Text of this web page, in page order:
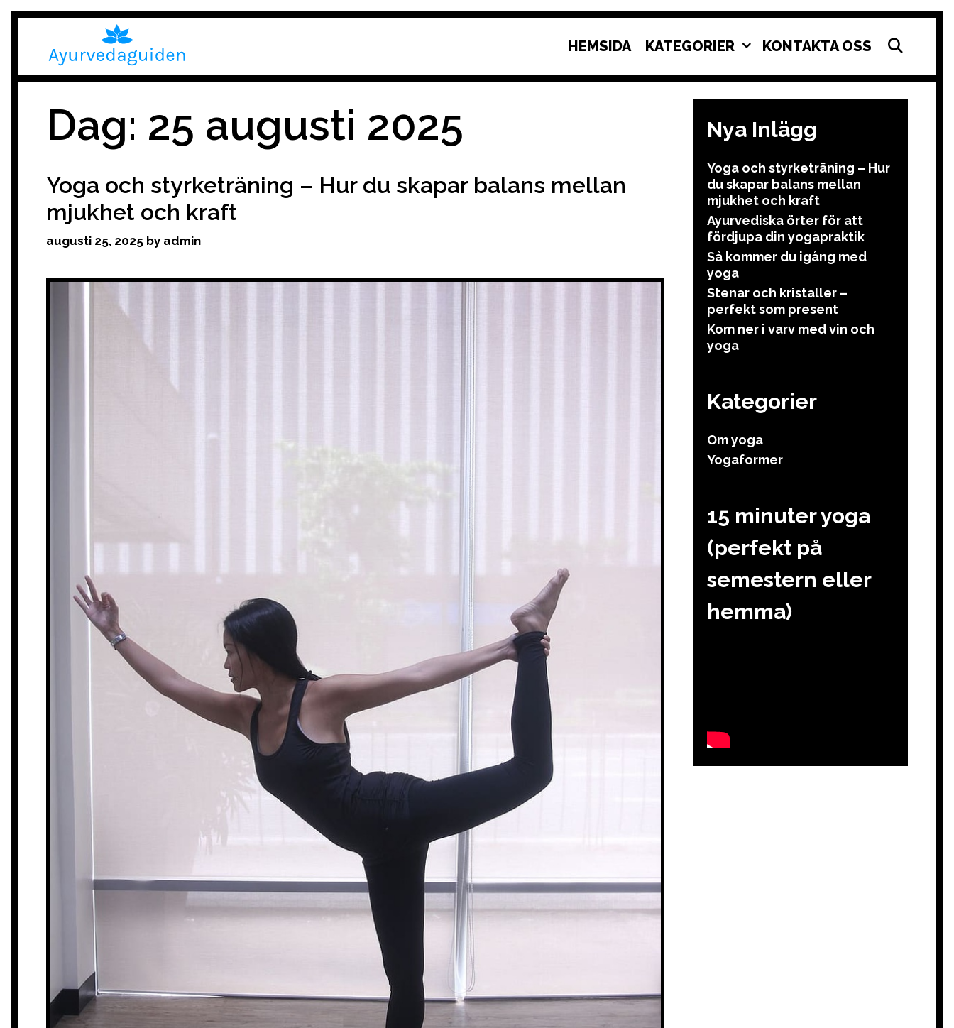
content
HEMSIDA KATEGORIER KONTAKTA OSS
Dag: 25 augusti 2025
Yoga och styrketräning – Hur du skapar balans mellan
mjukhet och kraft
augusti 25, 2025 by admin
Nya Inlägg
Yoga och styrketräning – Hur
du skapar balans mellan
mjukhet och kraft
Ayurvediska örter för att
fördjupa din yogapraktik
Så kommer du igång med
yoga
Stenar och kristaller –
perfekt som present
Kom ner i varv med vin och
yoga
Kategorier
Om yoga
Yogaformer
15 minuter yoga
(perfekt på
semestern eller
hemma)